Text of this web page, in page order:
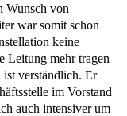
Wunsch von
war somit schon
keine
Leitung mehr tragen
verständlich. Er
im Vorstand
auch intensiver um